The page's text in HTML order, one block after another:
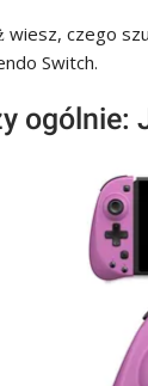
wiesz, czego
Switch.
ogólnie: